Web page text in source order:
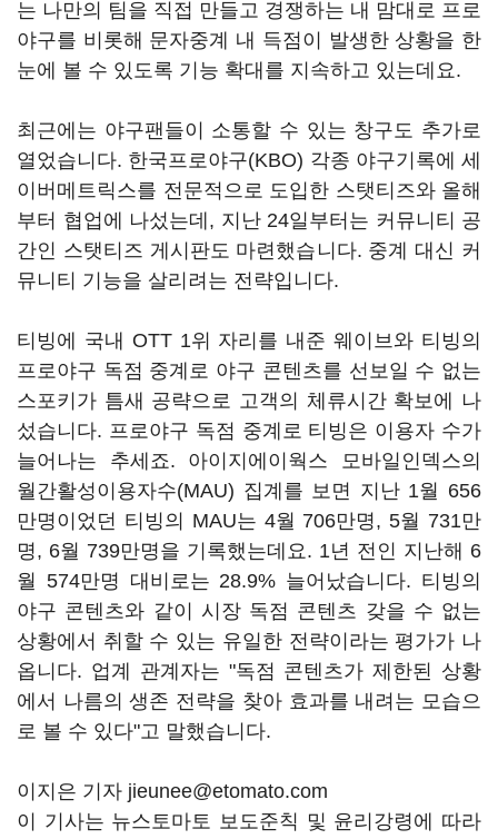
는 나만의 팀을 직접 만들고 경쟁하는 내 맘대로 프로
야구를 비롯해 문자중계 내 득점이 발생한 상황을 한
눈에 볼 수 있도록 기능 확대를 지속하고 있는데요.
최근에는 야구팬들이 소통할 수 있는 창구도 추가로
열었습니다. 한국프로야구(KBO) 각종 야구기록에 세
이버메트릭스를 전문적으로 도입한 스탯티즈와 올해
부터 협업에 나섰는데, 지난 24일부터는 커뮤니티 공
간인 스탯티즈 게시판도 마련했습니다. 중계 대신 커
뮤니티 기능을 살리려는 전략입니다.
티빙에 국내 OTT 1위 자리를 내준 웨이브와 티빙의
프로야구 독점 중계로 야구 콘텐츠를 선보일 수 없는
스포키가 틈새 공략으로 고객의 체류시간 확보에 나
섰습니다. 프로야구 독점 중계로 티빙은 이용자 수가
늘어나는 추세죠. 아이지에이웍스 모바일인덱스의
월간활성이용자수(MAU) 집계를 보면 지난 1월 656
만명이었던 티빙의 MAU는 4월 706만명, 5월 731만
명, 6월 739만명을 기록했는데요. 1년 전인 지난해 6
월 574만명 대비로는 28.9% 늘어났습니다. 티빙의
야구 콘텐츠와 같이 시장 독점 콘텐츠 갖을 수 없는
상황에서 취할 수 있는 유일한 전략이라는 평가가 나
옵니다. 업계 관계자는 "독점 콘텐츠가 제한된 상황
에서 나름의 생존 전략을 찾아 효과를 내려는 모습으
로 볼 수 있다"고 말했습니다.
이지은 기자 jieunee@etomato.com
이 기사는 뉴스토마토 보도준칙 및 윤리강령에 따라